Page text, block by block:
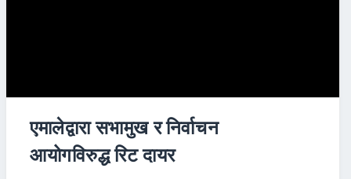
एमालेद्वारा सभामुख र निर्वाचन
आयोगविरुद्ध रिट दायर